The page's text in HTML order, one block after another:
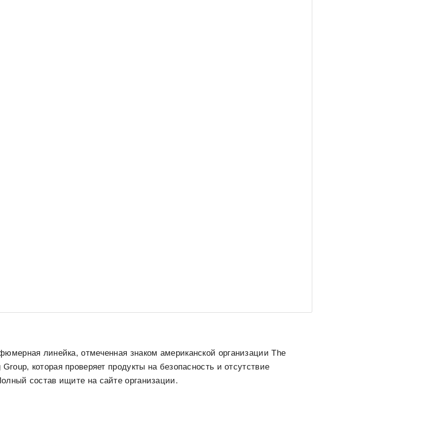
линейка, отмеченная знаком американской организации The
которая проверяет продукты на безопасность и отсутствие
состав ищите на сайте организации.